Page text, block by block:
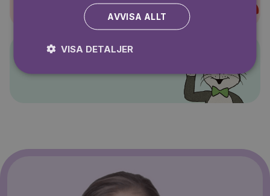
AVVISA ALLT
VISA DETALJER